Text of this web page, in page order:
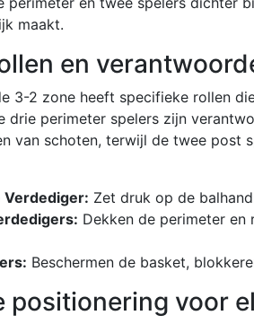
maakt.
en
3-2 zone heeft specifieke rollen
drie perimeter spelers zijn
van schoten, terwijl de twee post
Verdediger: Zet druk op de
Dekken de perimeter
Beschermen de basket,
positionering voor